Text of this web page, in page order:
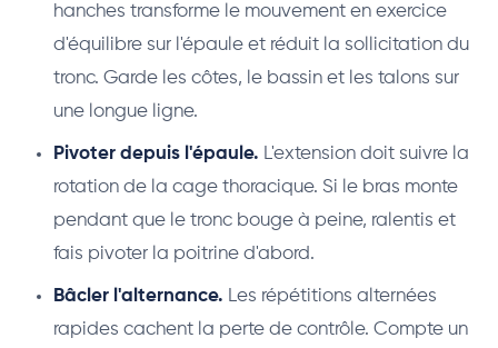
hanches transforme le mouvement en exercice
d'équilibre sur l'épaule et réduit la sollicitation du
tronc. Garde les côtes, le bassin et les talons sur
une longue ligne.
Pivoter depuis l'épaule. L'extension doit suivre la
rotation de la cage thoracique. Si le bras monte
pendant que le tronc bouge à peine, ralentis et
fais pivoter la poitrine d'abord.
Bâcler l'alternance. Les répétitions alternées
rapides cachent la perte de contrôle. Compte un